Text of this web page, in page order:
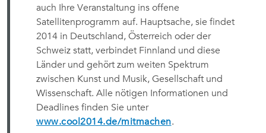
auch Ihre Veranstaltung ins offene
Satellitenprogramm auf. Hauptsache, sie findet
2014 in Deutschland, Österreich oder der
Schweiz statt, verbindet Finnland und diese
Länder und gehört zum weiten Spektrum
zwischen Kunst und Musik, Gesellschaft und
Wissenschaft. Alle nötigen Informationen und
Deadlines finden Sie unter
www.cool2014.de/mitmachen.